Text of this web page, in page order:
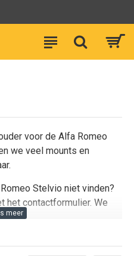
voor de Alfa Romeo
we veel mounts en
Stelvio niet vinden?
het contactformulier. We